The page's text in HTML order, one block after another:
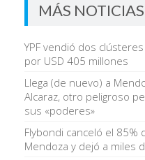
MÁS
YPF vendió dos
por USD 405 millones
Llega (de nuevo) a
Alcaraz, otro peligroso
sus «poderes»
Flybondi canceló el 85%
Mendoza y dejó a miles